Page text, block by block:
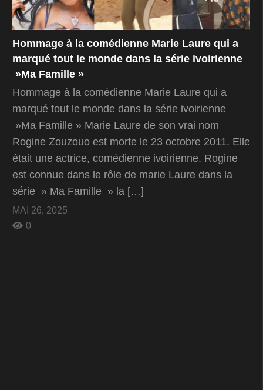
Hommage à la comédienne Marie Laure qui a
marqué tout le monde dans la série ivoirienne
»Ma Famille »
Hommage à la comédienne Marie Laure qui a
marqué tout le monde dans la série ivoirienne
»Ma Famille » Marie Laure de son vrai nom
Rogine Zouzouo est morte le 23 octobre 2011. Elle
était une actrice, comédienne ivoirienne. Rogine
est connue dans le rôle de marie Laure dans la
série » Ma Famille » la […]
MAI 26, 2025
0